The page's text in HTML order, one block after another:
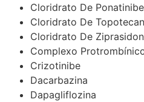
Cloridrato De Ponatinibe
Cloridrato De
Cloridrato De
Complexo
Crizotinibe
Dacarbazina
Dapagliflozina